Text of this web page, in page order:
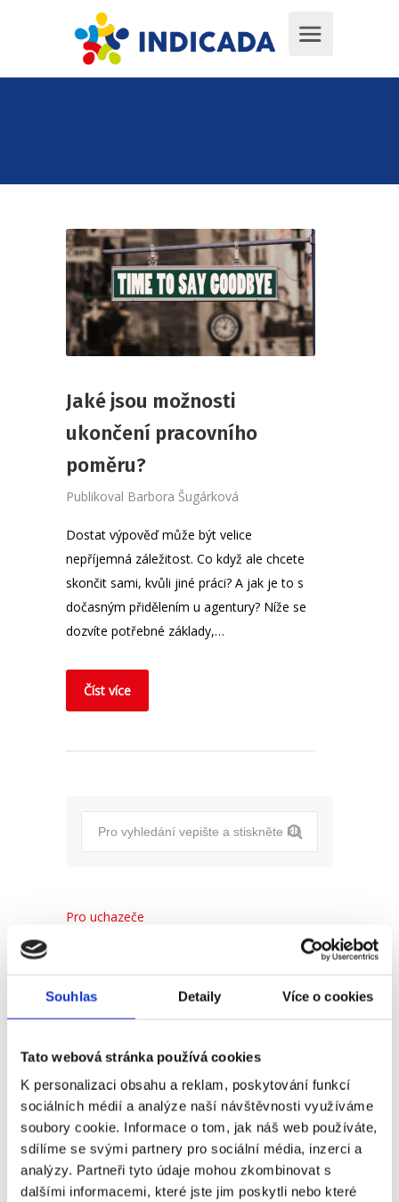
Souhlas Detaily Více o cookies
Tato webová stránka používá cookies
K personalizaci obsahu a reklam, poskytování funkcí
sociálních médií a analýze naší návštěvnosti využíváme
soubory cookie. Informace o tom, jak náš web používáte,
sdílíme se svými partnery pro sociální média, inzerci a
analýzy. Partneři tyto údaje mohou zkombinovat s
dalšími informacemi, které jste jim poskytli nebo které
Jaké jsou možnosti
ukončení pracovního
poměru?
Publikoval Barbora Šugárková
Dostat výpověď může být velice
nepříjemná záležitost. Co když ale chcete
skončit sami, kvůli jiné práci? A jak je to s
dočasným přidělením u agentury? Níže se
dozvíte potřebné základy,…
Číst více
Pro uchazeče
Pro HR
(Ne)komunikace se
zaměstnavatelem
18. 9. 2025